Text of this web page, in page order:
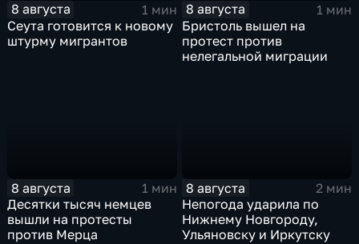
8 августа
1 мин
Сеута готовится к новому
штурму мигрантов
8 августа
1 мин
Бристоль вышел на
протест против
нелегальной миграции
8 августа
1 мин
Десятки тысяч немцев
вышли на протесты
против Мерца
8 августа
2 мин
Непогода ударила по
Нижнему Новгороду,
Ульяновску и Иркутску